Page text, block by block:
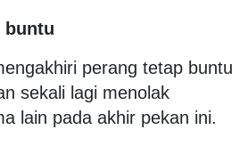
buntu
perang tetap buntu
sekali lagi menolak
lain pada akhir pekan ini.